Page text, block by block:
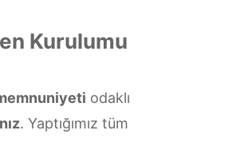
Kurulumu
odaklı
. Yaptığımız tüm